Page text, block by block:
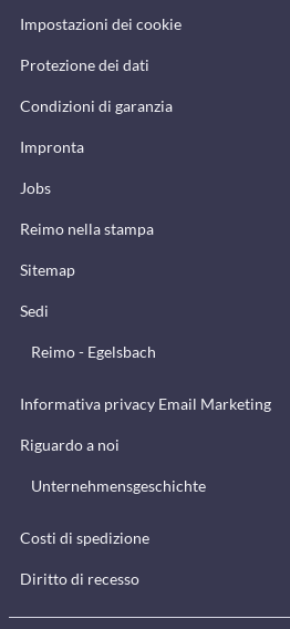
Impostazioni dei cookie
Protezione dei dati
Condizioni di garanzia
Impronta
Jobs
Reimo nella stampa
Sitemap
Sedi
Reimo - Egelsbach
Informativa privacy Email Marketing
Riguardo a noi
Unternehmensgeschichte
Costi di spedizione
Diritto di recesso